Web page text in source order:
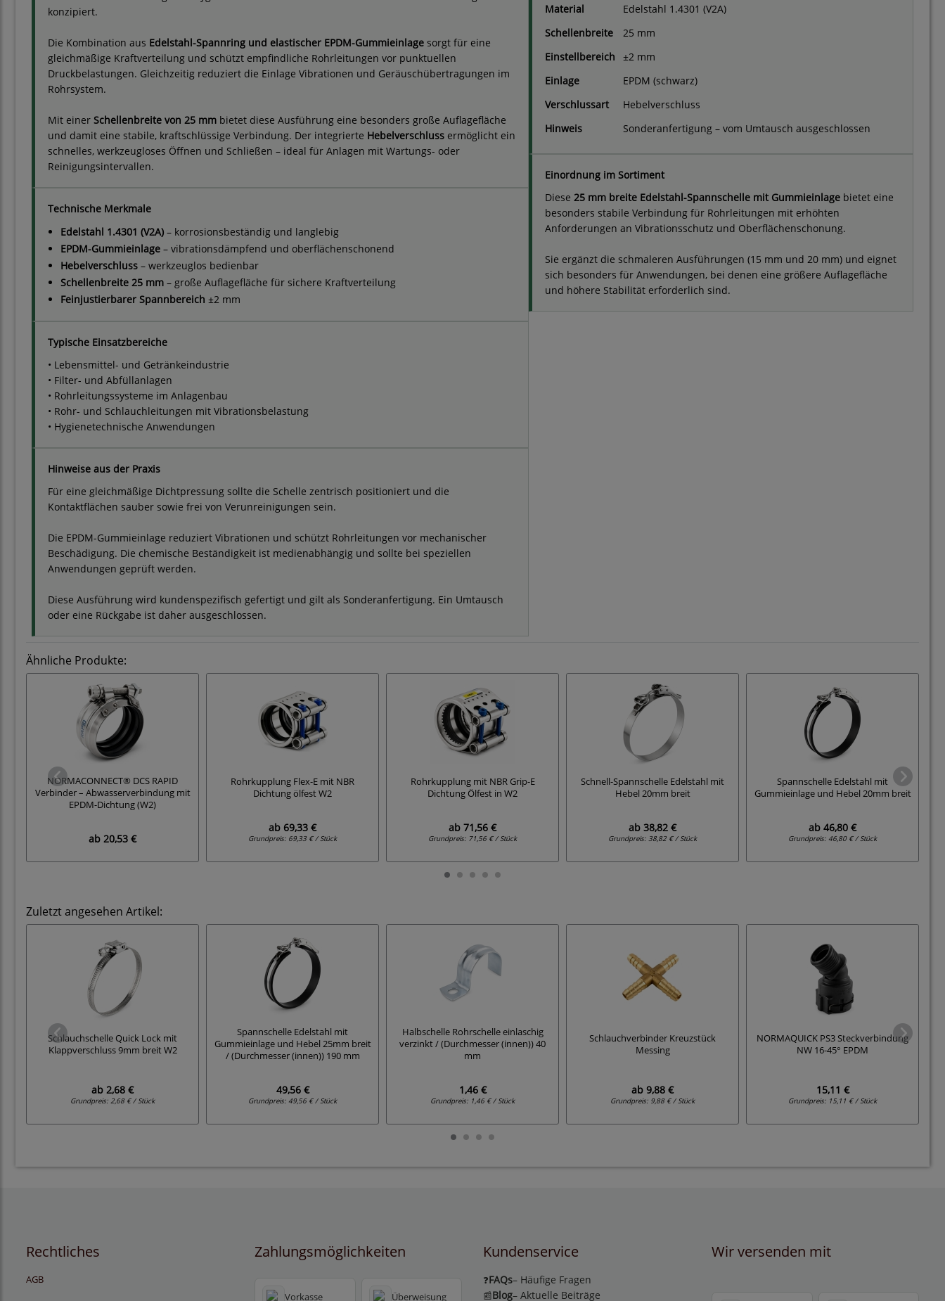
konzipiert.
Die Kombination aus Edelstahl-Spannring und elastischer EPDM-Gummieinlage sorgt für eine
gleichmäßige Kraftverteilung und schützt empfindliche Rohrleitungen vor punktuellen
Druckbelastungen. Gleichzeitig reduziert die Einlage Vibrationen und Geräuschübertragungen im
Rohrsystem.
Mit einer Schellenbreite von 25 mm bietet diese Ausführung eine besonders große Auflagefläche
und damit eine stabile, kraftschlüssige Verbindung. Der integrierte Hebelverschluss ermöglicht ein
schnelles, werkzeugloses Öffnen und Schließen – ideal für Anlagen mit Wartungs- oder
Reinigungsintervallen.
Technische Merkmale
Edelstahl 1.4301 (V2A) – korrosionsbeständig und langlebig
EPDM-Gummieinlage – vibrationsdämpfend und oberflächenschonend
Hebelverschluss – werkzeuglos bedienbar
Schellenbreite 25 mm – große Auflagefläche für sichere Kraftverteilung
Feinjustierbarer Spannbereich ±2 mm
Typische Einsatzbereiche
• Lebensmittel- und Getränkeindustrie
• Filter- und Abfüllanlagen
• Rohrleitungssysteme im Anlagenbau
• Rohr- und Schlauchleitungen mit Vibrationsbelastung
• Hygienetechnische Anwendungen
Hinweise aus der Praxis
Für eine gleichmäßige Dichtpressung sollte die Schelle zentrisch positioniert und die
Kontaktflächen sauber sowie frei von Verunreinigungen sein.
Die EPDM-Gummieinlage reduziert Vibrationen und schützt Rohrleitungen vor mechanischer
Beschädigung. Die chemische Beständigkeit ist medienabhängig und sollte bei speziellen
Anwendungen geprüft werden.
Diese Ausführung wird kundenspezifisch gefertigt und gilt als Sonderanfertigung. Ein Umtausch
oder eine Rückgabe ist daher ausgeschlossen.
Material
Edelstahl 1.4301 (V2A)
Schellenbreite
25 mm
Einstellbereich
±2 mm
Einlage
EPDM (schwarz)
Verschlussart
Hebelverschluss
Hinweis
Sonderanfertigung – vom Umtausch ausgeschlossen
Einordnung im Sortiment
Diese 25 mm breite Edelstahl-Spannschelle mit Gummieinlage bietet eine
besonders stabile Verbindung für Rohrleitungen mit erhöhten
Anforderungen an Vibrationsschutz und Oberflächenschonung.
Sie ergänzt die schmaleren Ausführungen (15 mm und 20 mm) und eignet
sich besonders für Anwendungen, bei denen eine größere Auflagefläche
und höhere Stabilität erforderlich sind.
Ähnliche Produkte:
NORMACONNECT® DCS RAPID
Verbinder – Abwasserverbindung mit
EPDM-Dichtung (W2)
ab 20,53 €
Rohrkupplung Flex-E mit NBR
Dichtung ölfest W2
ab 69,33 €
Grundpreis: 69,33 € / Stück
Rohrkupplung mit NBR Grip-E
Dichtung Ölfest in W2
ab 71,56 €
Grundpreis: 71,56 € / Stück
Schnell-Spannschelle Edelstahl mit
Hebel 20mm breit
ab 38,82 €
Grundpreis: 38,82 € / Stück
Spannschelle Edelstahl mit
Gummieinlage und Hebel 20mm breit
ab 46,80 €
Grundpreis: 46,80 € / Stück
Zuletzt angesehen Artikel:
Schlauchschelle Quick Lock mit
Klappverschluss 9mm breit W2
ab 2,68 €
Grundpreis: 2,68 € / Stück
Spannschelle Edelstahl mit
Gummieinlage und Hebel 25mm breit
/ (Durchmesser (innen)) 190 mm
49,56 €
Grundpreis: 49,56 € / Stück
Halbschelle Rohrschelle einlaschig
verzinkt / (Durchmesser (innen)) 40
mm
1,46 €
Grundpreis: 1,46 € / Stück
Schlauchverbinder Kreuzstück
Messing
ab 9,88 €
Grundpreis: 9,88 € / Stück
NORMAQUICK PS3 Steckverbindung
NW 16-45° EPDM
15,11 €
Grundpreis: 15,11 € / Stück
Rechtliches
AGB
Zahlungsmöglichkeiten
Vorkasse Überweisung
Kundenservice
❓FAQs– Häufige Fragen
📰Blog– Aktuelle Beiträge
Wir versenden mit